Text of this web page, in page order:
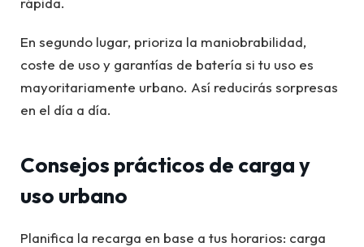
En segundo lugar, prioriza la maniobrabilidad,
coste de uso y garantías de batería si tu uso es
mayoritariamente urbano. Así reducirás sorpresas
en el día a día.
Consejos prácticos de carga y
uso urbano
Planifica la recarga en base a tus horarios: carga